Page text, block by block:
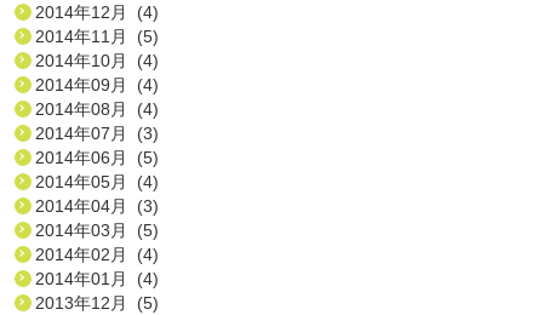
2014年12月 (4)
2014年11月 (5)
2014年10月 (4)
2014年09月 (4)
2014年08月 (4)
2014年07月 (3)
2014年06月 (5)
2014年05月 (4)
2014年04月 (3)
2014年03月 (5)
2014年02月 (4)
2014年01月 (4)
2013年12月 (5)